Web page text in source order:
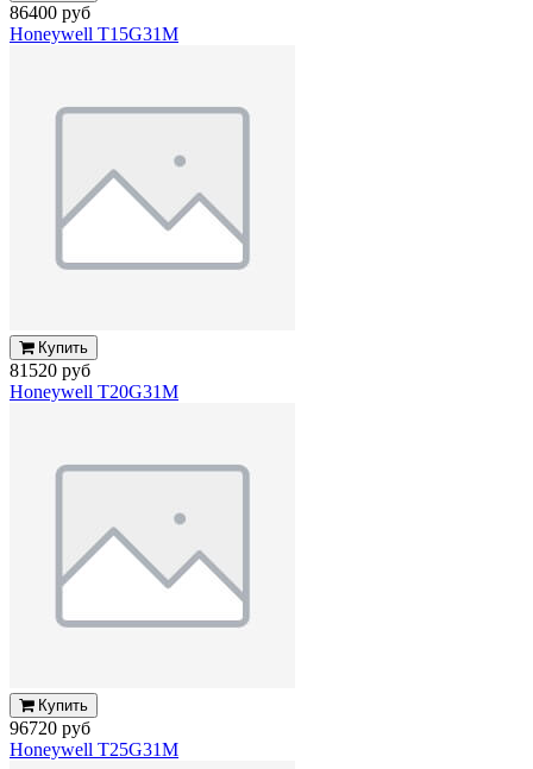
86400 руб
Honeywell T15G31M
Купить
81520 руб
Honeywell T20G31M
Купить
96720 руб
Honeywell T25G31M